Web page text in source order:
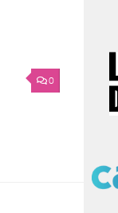
0